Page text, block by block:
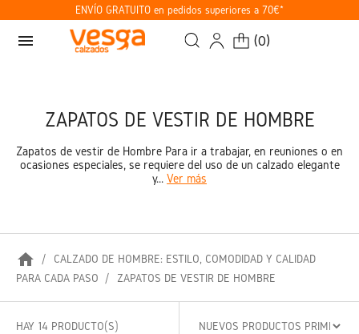
ENVÍO GRATUITO en pedidos superiores a 70€*
menu (0)
ZAPATOS DE VESTIR DE HOMBRE
Zapatos de vestir de Hombre Para ir a trabajar, en reuniones o en
ocasiones especiales, se requiere del uso de un calzado elegante
y... Ver más
home
CALZADO DE HOMBRE: ESTILO, COMODIDAD Y CALIDAD
PARA CADA PASO
ZAPATOS DE VESTIR DE HOMBRE
HAY 14 PRODUCTO(S)